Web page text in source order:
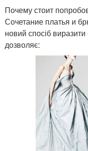
Почему стоит
Сочетание платья и
новий спосіб
дозволяє: